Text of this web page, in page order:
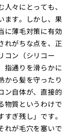
々にとっても、
ます。しかし、果
に薄毛対策に有効
れがちな点を、正
コン（シリコー
指通りを滑らかに
から髪を守ったり
ン自体が、直接的
物質というわけで
ぎ残し」です。
れが毛穴を塞いで